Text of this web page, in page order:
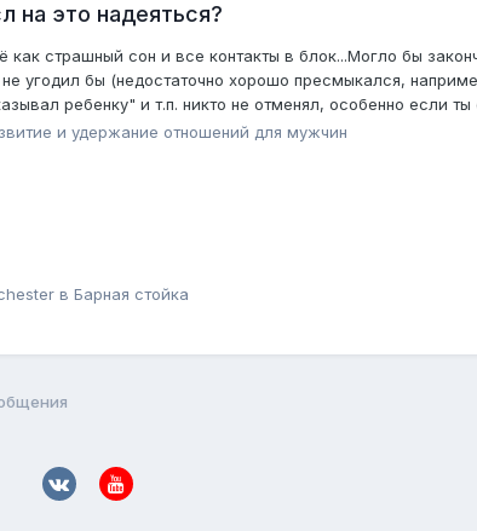
на это надеяться?
страшный сон и все контакты в блок...Могло бы
угодил бы (недостаточно хорошо пресмыкался,
ребенку" и т.п. никто не отменял, особенно если
и удержание отношений для мужчин
в Барная стойка